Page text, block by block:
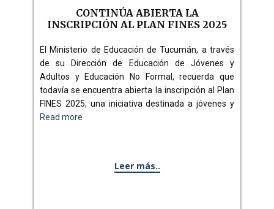
CONTINÚA ABIERTA LA
INSCRIPCIÓN AL PLAN FINES 2025
El Ministerio de Educación de Tucumán, a través
de su Dirección de Educación de Jóvenes y
Adultos y Educación No Formal, recuerda que
todavía se encuentra abierta la inscripción al Plan
FINES 2025, una iniciativa destinada a jóvenes y
Read more
Leer más..